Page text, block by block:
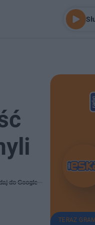
do Google
TERAZ